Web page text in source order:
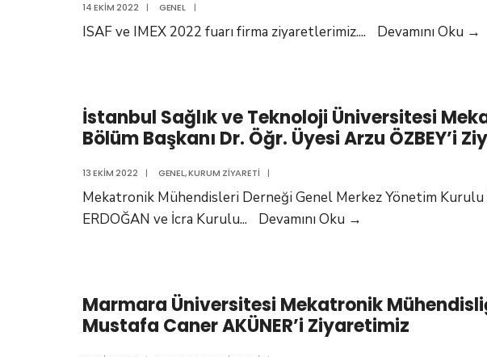
14 EKIM 2022 | GENEL |
ISAF ve IMEX 2022 fuarı firma ziyaretlerimiz.... Devamını Oku →
–
İstanbul Sağlık ve Teknoloji Üniversitesi
Bölüm Başkanı Dr. Öğr. Üyesi Arzu ÖZBEY’i
13 EKIM 2022 | GENEL,KURUM ZIYARETI |
Mekatronik Mühendisleri Derneği Genel Merkez Yönetim Kurulu
ERDOĞAN ve İcra Kurulu... Devamını Oku →
Üniversitesi
Mekatronik
Marmara Üniversitesi Mekatronik
Mustafa Caner AKÜNER’i Ziyaretimiz